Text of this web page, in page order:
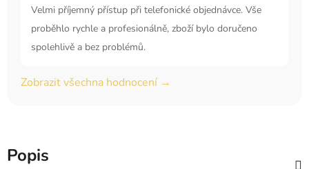
Velmi příjemný přístup při telefonické objednávce. Vše
proběhlo rychle a profesionálně, zboží bylo doručeno
spolehlivě a bez problémů.
Zobrazit všechna hodnocení →
Popis